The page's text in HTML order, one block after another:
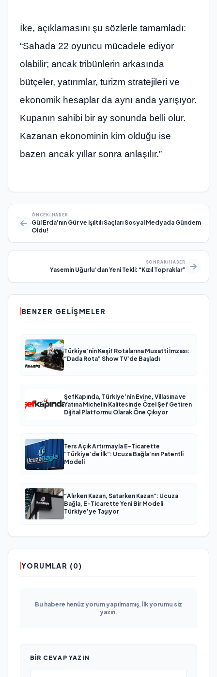
İke, açıklamasını şu sözlerle tamamladı:
“Sahada 22 oyuncu mücadele ediyor
olabilir; ancak tribünlerin arkasında
bütçeler, yatırımlar, turizm stratejileri ve
ekonomik hesaplar da aynı anda yarışıyor.
Kupanın sahibi bir ay sonunda belli olur.
Kazanan ekonominin kim olduğu ise
bazen ancak yıllar sonra anlaşılır.”
ÖNCEKI HABER
Gül Erda’nın Gür ve Işıltılı Saçları Sosyal Medyada Gündem
Oldu!
SONRAKI HABER
Yasemin Uğurlu’dan Yeni Tekli: “Kızıl Topraklar”
BENZER GELIŞMELER
Türkiye’nin Keşif Rotalarına Musatti İmzası:
“Dada Rota” Show TV’de Başladı
ŞefKapında, Türkiye’nin Evine, Villasına ve
Yatına Michelin Kalitesinde Özel Şef Getiren
Dijital Platformu Olarak Öne Çıkıyor
Ters Açık Artırmayla E-Ticarette
“Türkiye’de İlk”: Ucuza Bağla’nın Patentli
Modeli
“Alırken Kazan, Satarken Kazan”: Ucuza
Bağla, E-Ticarette Yeni Bir Modeli
Türkiye’ye Taşıyor
YORUMLAR (0)
Bu habere henüz yorum yapılmamış. İlk yorumu siz
yazın.
BIR CEVAP YAZIN